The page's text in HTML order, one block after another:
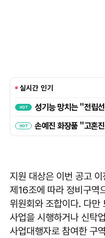
지원 대상은 이번 공고 이
제16조에 따라 정비구역
위원회와 조합이다. 다만
사업을 시행하거나 신탁
사업대행자로 참여한 구